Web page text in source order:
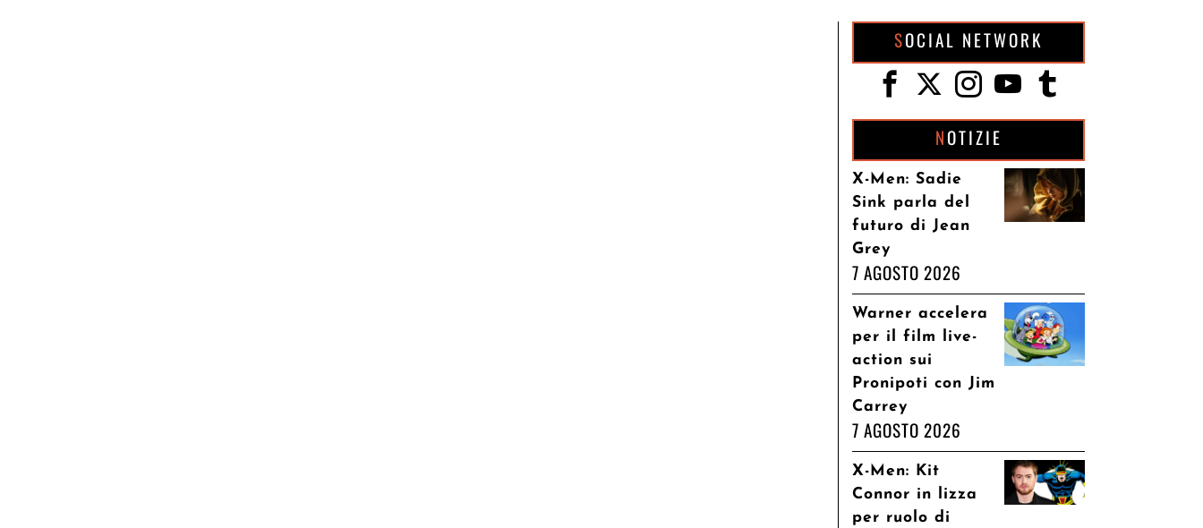
SOCIAL NETWORK
NOTIZIE
X-Men: Sadie
Sink parla del
futuro di Jean
Grey
7 AGOSTO 2026
Warner accelera
per il film live-
action sui
Pronipoti con Jim
Carrey
7 AGOSTO 2026
X-Men: Kit
Connor in lizza
per ruolo di